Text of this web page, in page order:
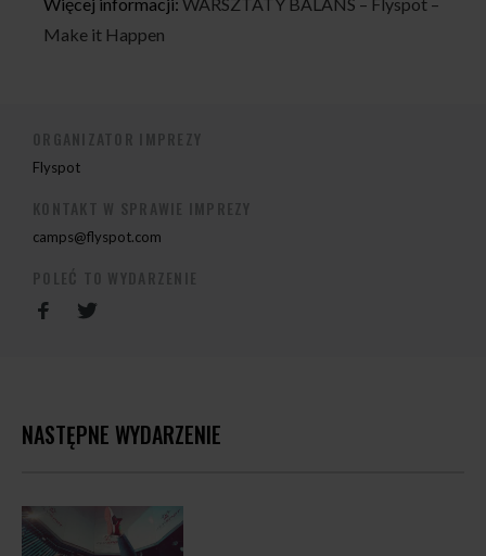
Make it Happen
Flyspot
camps@flyspot.com
NASTĘPNE WYDARZENIE